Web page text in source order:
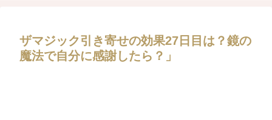
ザマジック引き寄せの効果27日目は？鏡の
魔法で自分に感謝したら？」